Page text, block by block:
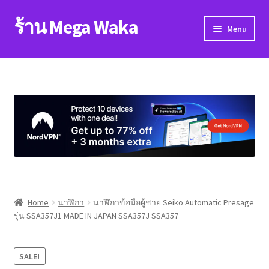
Skip
to
Skip
to
ร้าน Mega Waka Menu
Home
blog
Cart
contact
My account
Home นาฬิกา
นาฬิกาข้อมือผู้ชาย Seiko Automatic Presage
รุ่น SSA357J1 MADE IN JAPAN SSA357J SSA357
SALE!